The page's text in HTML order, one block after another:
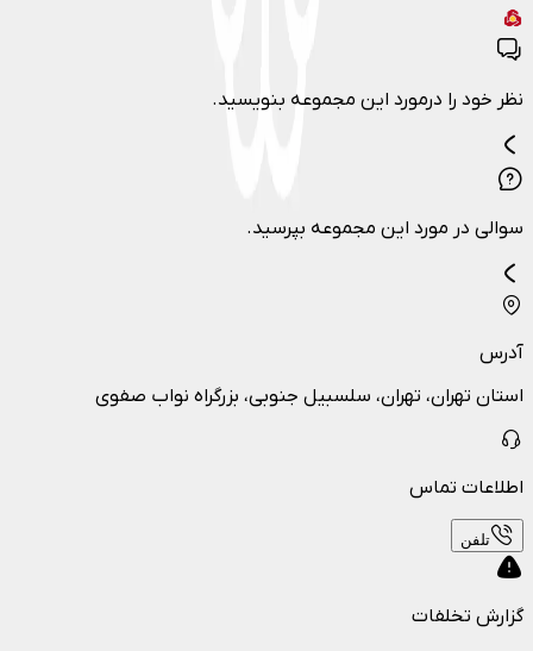
نظر خود را درمورد این مجموعه بنویسید.
سوالی در مورد این مجموعه بپرسید.
آدرس
استان تهران، تهران، سلسبیل جنوبی، بزرگراه نواب صفوی
اطلاعات تماس
تلفن
گزارش تخلفات